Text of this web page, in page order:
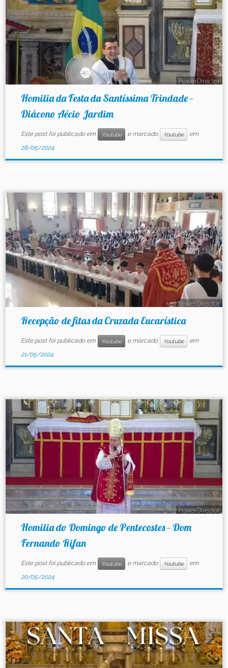
Homilia da Festa da Santíssima Trindade –
Diácono Aécio Jardim
Este post foi publicado em Youtube e marcado Youtube
em
28/05/2024
Recepção de fitas da Cruzada Eucarística
Este post foi publicado em Youtube e marcado Youtube
em
21/05/2024
Homilia do Domingo de Pentecostes – Dom
Fernando Rifan
Este post foi publicado em Youtube e marcado Youtube
em
20/05/2024